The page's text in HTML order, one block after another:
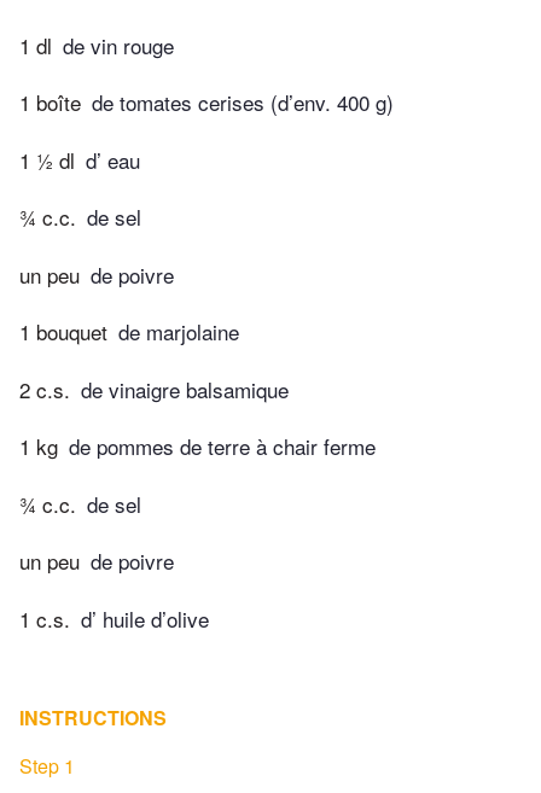
1 dl de vin rouge
1 boîte de tomates cerises (d’env. 400 g)
1 ½ dl d’ eau
¾ c.c. de sel
un peu de poivre
1 bouquet de marjolaine
2 c.s. de vinaigre balsamique
1 kg de pommes de terre à chair ferme
¾ c.c. de sel
un peu de poivre
1 c.s. d’ huile d’olive
INSTRUCTIONS
Step 1